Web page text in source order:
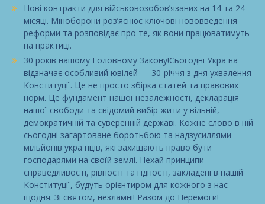
Нові контракти для військовозобовʼязаних на 14 та 24
місяці. Міноборони роз’яснює ключові нововведення
реформи та розповідає про те, як вони працюватимуть
на практиці.
30 років нашому Головному Закону!Сьогодні Україна
відзначає особливий ювілей — 30-річчя з дня ухвалення
Конституції. Це не просто збірка статей та правових
норм. Це фундамент нашої незалежності, декларація
нашої свободи та свідомий вибір жити у вільній,
демократичній та суверенній державі. Кожне слово в ній
сьогодні загартоване боротьбою та надзусиллями
мільйонів українців, які захищають право бути
господарями на своїй землі. Нехай принципи
справедливості, рівності та гідності, закладені в нашій
Конституції, будуть орієнтиром для кожного з нас
щодня. Зі святом, незламні! Разом до Перемоги!